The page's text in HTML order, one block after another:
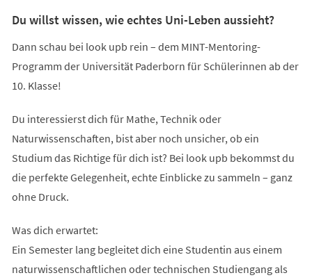
Du willst wissen, wie echtes Uni-Leben aussieht?
Dann schau bei look upb rein – dem MINT-Mentoring-
Programm der Universität Paderborn für Schülerinnen ab der
10. Klasse!
Du interessierst dich für Mathe, Technik oder
Naturwissenschaften, bist aber noch unsicher, ob ein
Studium das Richtige für dich ist? Bei look upb bekommst du
die perfekte Gelegenheit, echte Einblicke zu sammeln – ganz
ohne Druck.
Was dich erwartet:
Ein Semester lang begleitet dich eine Studentin aus einem
naturwissenschaftlichen oder technischen Studiengang als